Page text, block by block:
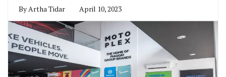
ByArtha Tidar April 10, 2023